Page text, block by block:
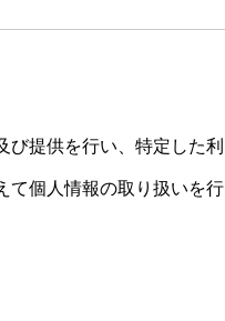
提供を行い、特定した利
て個人情報の取り扱いを行